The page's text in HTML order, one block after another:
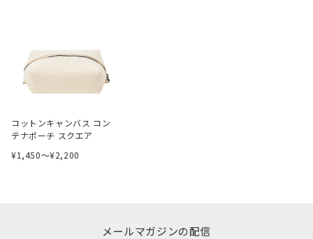
コットンキャンバス コン
テナポーチ スクエア
¥1,450〜¥2,200
メールマガジンの配信